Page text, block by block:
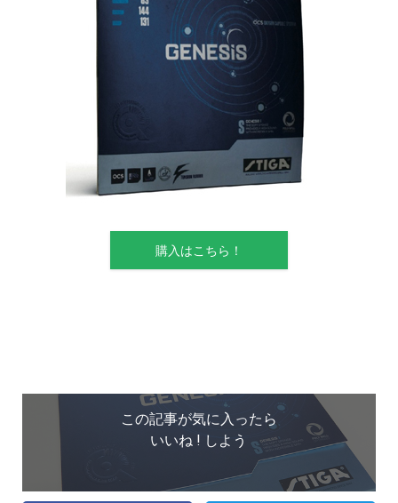
購入はこちら！
この記事が気に入ったら
いいね ! しよう